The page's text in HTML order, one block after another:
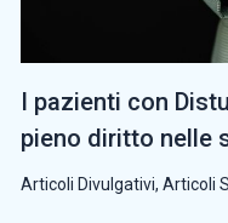
I pazienti con
pieno diritto nelle
Articoli Divulgativi, Articoli